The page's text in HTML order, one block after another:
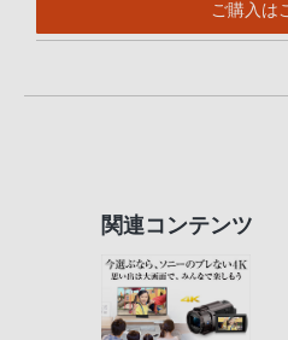
ご購入は
関連コンテンツ